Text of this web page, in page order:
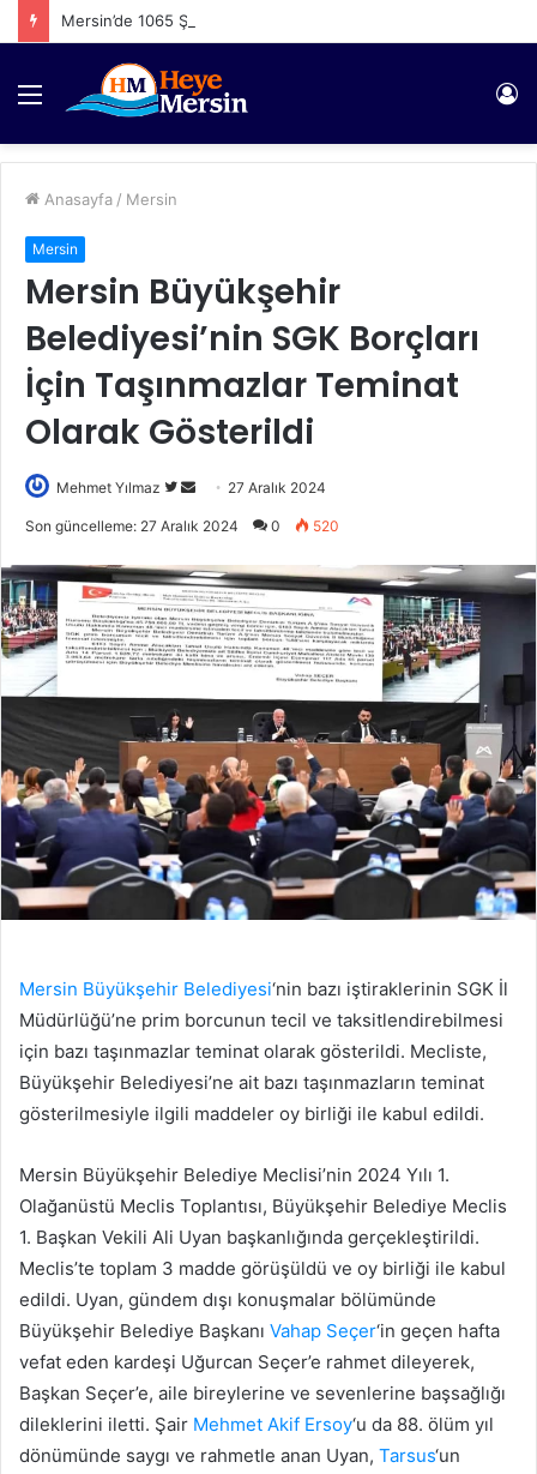
Mersin’de 1065 Şahıs Yakalandı
Menü
Anasayfa / Mersin
Mersin
Mersin Büyükşehir
Belediyesi’nin SGK Borçları
İçin Taşınmazlar Teminat
Olarak Gösterildi
Mehmet Yılmaz
Twitter'da
Bir
göndermek
27 Aralık 2024
Son güncelleme: 27 Aralık 2024 0 520
Mersin Büyükşehir Belediyesi‘nin bazı iştiraklerinin SGK İl
Müdürlüğü’ne prim borcunun tecil ve taksitlendirebilmesi
için bazı taşınmazlar teminat olarak gösterildi. Mecliste,
Büyükşehir Belediyesi’ne ait bazı taşınmazların teminat
gösterilmesiyle ilgili maddeler oy birliği ile kabul edildi.
Mersin Büyükşehir Belediye Meclisi’nin 2024 Yılı 1.
Olağanüstü Meclis Toplantısı, Büyükşehir Belediye Meclis
1. Başkan Vekili Ali Uyan başkanlığında gerçekleştirildi.
Meclis’te toplam 3 madde görüşüldü ve oy birliği ile kabul
edildi. Uyan, gündem dışı konuşmalar bölümünde
Büyükşehir Belediye Başkanı Vahap Seçer‘in geçen hafta
vefat eden kardeşi Uğurcan Seçer’e rahmet dileyerek,
Başkan Seçer’e, aile bireylerine ve sevenlerine başsağlığı
dileklerini iletti. Şair Mehmet Akif Ersoy‘u da 88. ölüm yıl
dönümünde saygı ve rahmetle anan Uyan, Tarsus‘un